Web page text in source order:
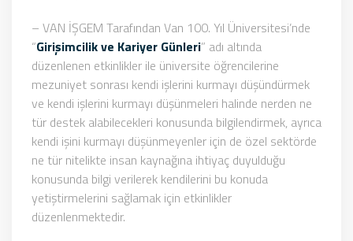
– VAN İŞGEM Tarafından Van 100. Yıl Üniversitesi’nde
“Girişimcilik ve Kariyer Günleri” adı altında
düzenlenen etkinlikler ile üniversite öğrencilerine
mezuniyet sonrası kendi işlerini kurmayı düşündürmek
ve kendi işlerini kurmayı düşünmeleri halinde nerden ne
tür destek alabilecekleri konusunda bilgilendirmek, ayrıca
kendi işini kurmayı düşünmeyenler için de özel sektörde
ne tür nitelikte insan kaynağına ihtiyaç duyulduğu
konusunda bilgi verilerek kendilerini bu konuda
yetiştirmelerini sağlamak için etkinlikler
düzenlenmektedir.